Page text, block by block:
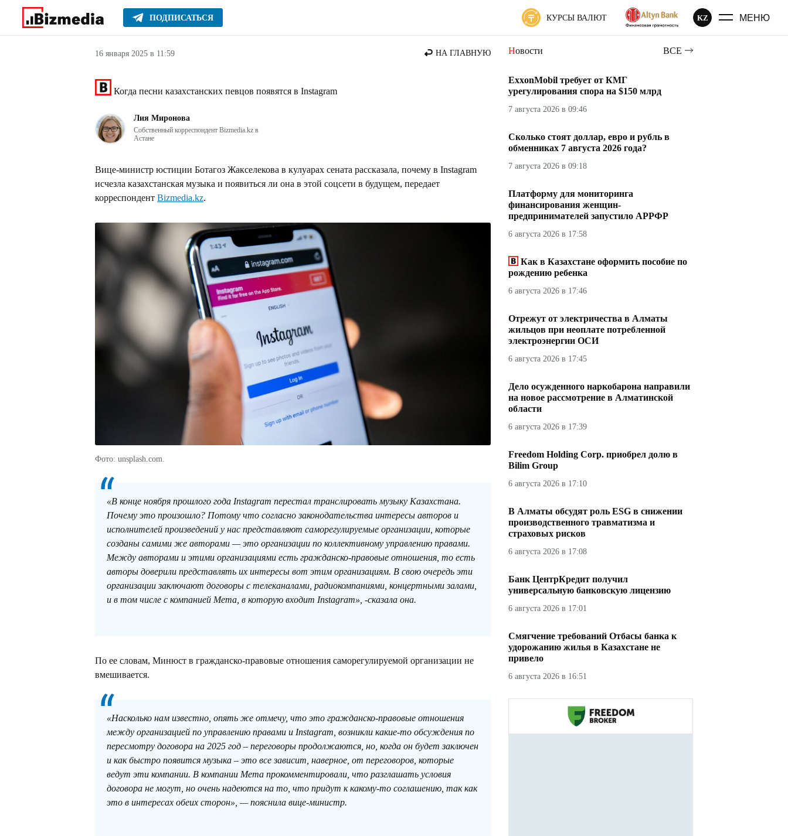
ПОДПИСАТЬСЯ КУРСЫ ВАЛЮТ KZ МЕНЮ
Главное Новости Новости Казахстана
16 января 2025 в 11:59 НА ГЛАВНУЮ
Когда песни казахстанских певцов появятся в Instagram
Лия Миронова
Собственный корреспондент Bizmedia.kz в
Астане
Вице-министр юстиции Ботагоз Жакселекова в кулуарах сената рассказала, почему в Instagram
исчезла казахстанская музыка и появиться ли она в этой соцсети в будущем, передает
корреспондент Bizmedia.kz.
Фото: unsplash.com.
«В конце ноября прошлого года Instagram перестал транслировать музыку Казахстана.
Почему это произошло? Потому что согласно законодательства интересы авторов и
исполнителей произведений у нас представляют саморегулируемые организации, которые
созданы самими же авторами — это организации по коллективному управлению правами.
Между авторами и этими организациями есть гражданско-правовые отношения, то есть
авторы доверили представлять их интересы вот этим организациям. В свою очередь эти
организации заключают договоры с телеканалами, радиокомпаниями, концертными залами,
и в том числе с компанией Мета, в которую входит Instagram», -сказала она.
По ее словам, Минюст в гражданско-правовые отношения саморегулируемой организации не
вмешивается.
«Насколько нам известно, опять же отмечу, что это гражданско-правовые отношения
между организацией по управлению правами и Instagram, возникли какие-то обсуждения по
пересмотру договора на 2025 год – переговоры продолжаются, но, когда он будет заключен
и как быстро появится музыка – это все зависит, наверное, от переговоров, которые
ведут эти компании. В компании Мета прокомментировали, что разглашать условия
договора не могут, но очень надеются на то, что придут к какому-то соглашению, так как
это в интересах обеих сторон», — пояснила вице-министр.
Новости ВСЕ
ExxonMobil требует от КМГ
урегулирования спора на $150 млрд
7 августа 2026 в 09:46
Сколько стоят доллар, евро и рубль в
обменниках 7 августа 2026 года?
7 августа 2026 в 09:18
Платформу для мониторинга
финансирования женщин-
предпринимателей запустило АРРФР
6 августа 2026 в 17:58
Как в Казахстане оформить пособие по
рождению ребенка
6 августа 2026 в 17:46
Отрежут от электричества в Алматы
жильцов при неоплате потребленной
электроэнергии ОСИ
6 августа 2026 в 17:45
Дело осужденного наркобарона направили
на новое рассмотрение в Алматинской
области
6 августа 2026 в 17:39
Freedom Holding Corp. приобрел долю в
Bilim Group
6 августа 2026 в 17:10
В Алматы обсудят роль ESG в снижении
производственного травматизма и
страховых рисков
6 августа 2026 в 17:08
Банк ЦентрКредит получил
универсальную банковскую лицензию
6 августа 2026 в 17:01
Смягчение требований Отбасы банка к
удорожанию жилья в Казахстане не
привело
6 августа 2026 в 16:51